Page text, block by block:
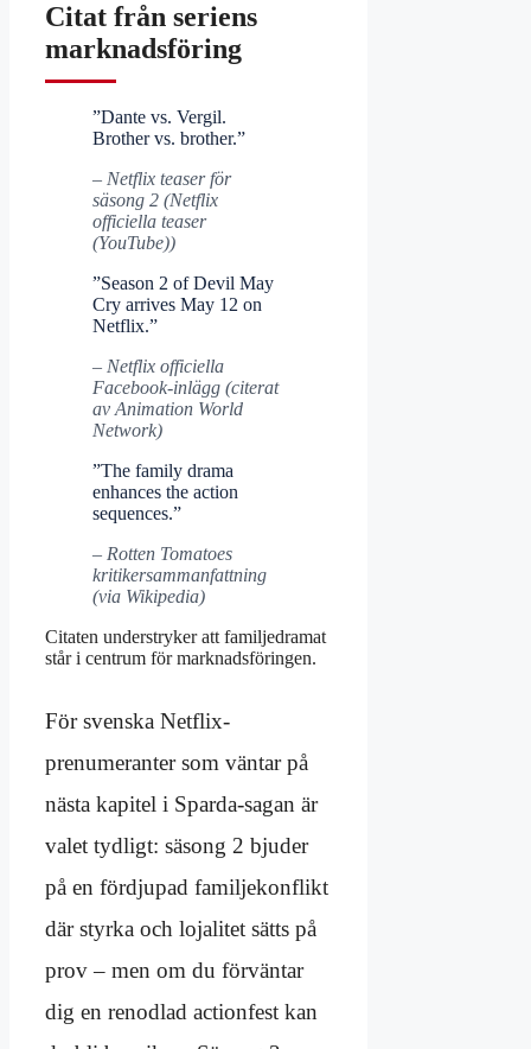
Citat från seriens
marknadsföring
”Dante vs. Vergil.
Brother vs. brother.”
– Netflix teaser för
säsong 2 (Netflix
officiella teaser
(YouTube))
”Season 2 of Devil May
Cry arrives May 12 on
Netflix.”
– Netflix officiella
Facebook-inlägg (citerat
av Animation World
Network)
”The family drama
enhances the action
sequences.”
– Rotten Tomatoes
kritikersammanfattning
(via Wikipedia)
Citaten understryker att familjedramat
står i centrum för marknadsföringen.
För svenska Netflix-
prenumeranter som väntar på
nästa kapitel i Sparda-sagan är
valet tydligt: säsong 2 bjuder
på en fördjupad familjekonflikt
där styrka och lojalitet sätts på
prov – men om du förväntar
dig en renodlad actionfest kan